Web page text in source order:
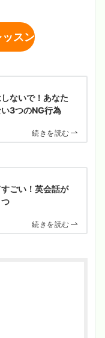
スン
ないで！あなた
3つのNG行為
続きを読む
ごい！英会話が
続きを読む